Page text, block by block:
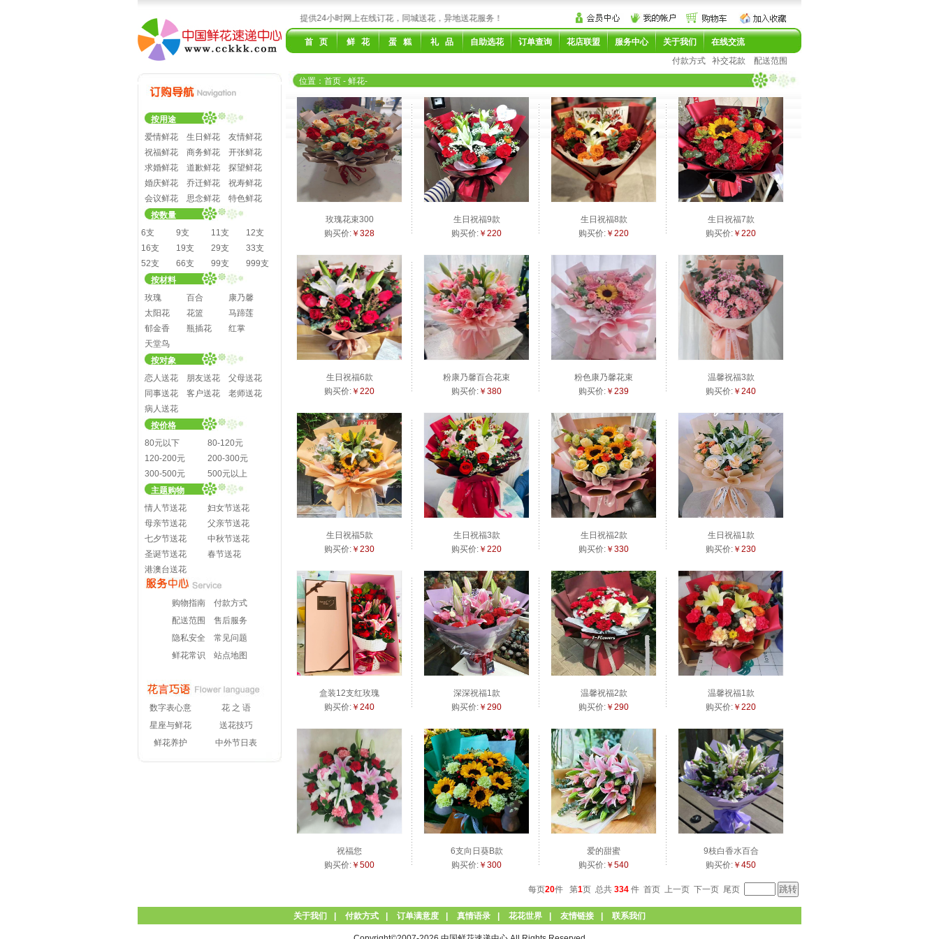
、蛋糕、礼品3小时送达全国3000多个城市！国内领先的鲜花速递服务商，提供24小时网上在线订花，同城送花，异地送花服务！
首 页 鲜 花 蛋 糕 礼 品 自助选花 订单查询 花店联盟 服务中心 关于我们
在线交流
付款方式
补交花款 配送范围
按用途
爱情鲜花
生日鲜花
友情鲜花
祝福鲜花
商务鲜花
开张鲜花
求婚鲜花
道歉鲜花
探望鲜花
婚庆鲜花
乔迁鲜花
祝寿鲜花
会议鲜花
思念鲜花
特色鲜花
按数量
6支
9支 11支
12支
16支
19支 29支
33支
52支
66支 99支
999支
按材料
玫瑰
百合
康乃馨
太阳花
花篮
马蹄莲
郁金香
瓶插花
红掌
天堂鸟
按对象
恋人送花
朋友送花
父母送花
同事送花
客户送花
老师送花
病人送花
按价格
80元以下
80-120元
120-200元
200-300元
300-500元
500元以上
主题购物
情人节送花
妇女节送花
母亲节送花
父亲节送花
七夕节送花
中秋节送花
圣诞节送花
春节送花
港澳台送花
购物指南
付款方式
配送范围
售后服务
隐私安全
常见问题
鲜花常识
站点地图
数字表心意
花 之 语
星座与鲜花
送花技巧
鲜花养护
中外节日表
位置： 首页 - 鲜花-
玫瑰花束300
购买价: ￥328
生日祝福9款
购买价: ￥220
生日祝福8款
购买价: ￥220
生日祝福7款
购买价: ￥220
生日祝福6款
购买价: ￥220
粉康乃馨百合花束
购买价: ￥380
粉色康乃馨花束
购买价: ￥239
温馨祝福3款
购买价: ￥240
生日祝福5款
购买价: ￥230
生日祝福3款
购买价: ￥220
生日祝福2款
购买价: ￥330
生日祝福1款
购买价: ￥230
盒装12支红玫瑰
购买价: ￥240
深深祝福1款
购买价: ￥290
温馨祝福2款
购买价: ￥290
温馨祝福1款
购买价: ￥220
祝福您
购买价: ￥500
6支向日葵B款
购买价: ￥300
爱的甜蜜
购买价: ￥540
9枝白香水百合
购买价: ￥450
每页20件 第1页 总共 334 件 首页 上一页 下一页 尾页
关于我们 付款方式 订单满意度 真情语录 花花世界 友情链接 联系我们